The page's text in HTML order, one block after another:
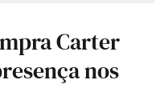
Carter
nos